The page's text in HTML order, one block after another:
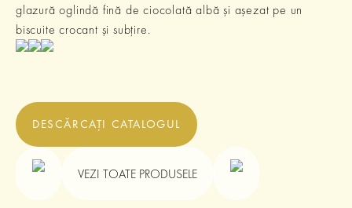
glazură oglindă fină de ciocolată albă și așezat pe un
biscuite crocant și subțire.
DESCĂRCAȚI CATALOGUL
VEZI TOATE PRODUSELE